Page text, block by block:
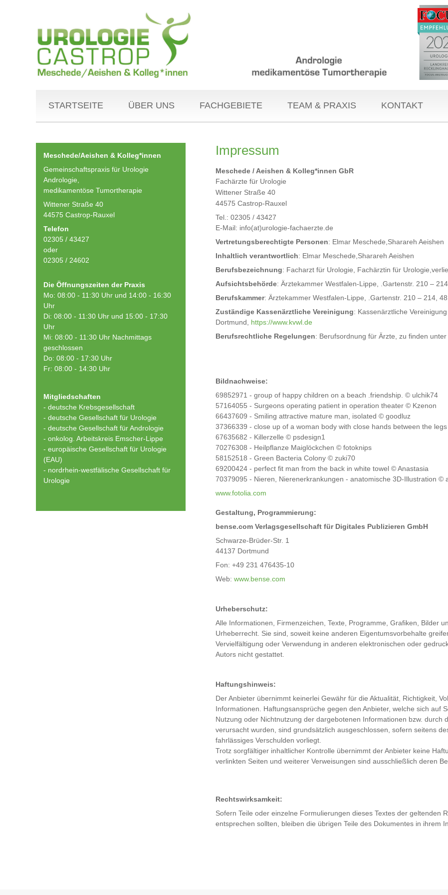
STARTSEITE ÜBER UNS FACHGEBIETE TEAM & PRAXIS KONTAKT
Meschede/Aeishen & Kolleg*innen
Gemeinschaftspraxis für Urologie
Andrologie,
medikamentöse Tumortherapie
Wittener Straße 40
44575 Castrop-Rauxel
Telefon
02305 / 43427
oder
02305 / 24602
Die Öffnungszeiten der Praxis
Mo: 08:00 - 11:30 Uhr und 14:00 - 16:30
Uhr
Di: 08:00 - 11:30 Uhr und 15:00 - 17:30
Uhr
Mi: 08:00 - 11:30 Uhr Nachmittags
geschlossen
Do: 08:00 - 17:30 Uhr
Fr: 08:00 - 14:30 Uhr
Mitgliedschaften
- deutsche Krebsgesellschaft
- deutsche Gesellschaft für Urologie
- deutsche Gesellschaft für Andrologie
- onkolog. Arbeitskreis Emscher-Lippe
- europäische Gesellschaft für Urologie
(EAU)
- nordrhein-westfälische Gesellschaft für
Urologie
Impressum
Meschede / Aeishen & Kolleg*innen GbR
Fachärzte für Urologie
Wittener Straße 40
44575 Castrop-Rauxel
Tel.: 02305 / 43427
E-Mail: info(at)urologie-fachaerzte.de
Vertretungsberechtigte Personen: Elmar Meschede,Sharareh Aeishen
Inhaltlich verantwortlich: Elmar Meschede,Sharareh Aeishen
Berufsbezeichnung: Facharzt für Urologie, Fachärztin für
Aufsichtsbehörde: Ärztekammer Westfalen-Lippe, .Gartenstr. 210 –
Berufskammer: Ärztekammer Westfalen-Lippe, .Gartenstr. 210 – 214,
Zuständige Kassenärztliche Vereinigung: Kassenärztliche
Dortmund, https://www.kvwl.de
Berufsrechtliche Regelungen: Berufsordnung für Ärzte, zu finden unter
Bildnachweise:
69852971 - group of happy children on a beach .friendship. © ulchik74
57164055 - Surgeons operating patient in operation theater © Kzenon
66437609 - Smiling attractive mature man, isolated © goodluz
37366339 - close up of a woman body with close hands between the
67635682 - Killerzelle © psdesign1
70276308 - Heilpflanze Maiglöckchen © fotoknips
58152518 - Green Bacteria Colony © zuki70
69200424 - perfect fit man from the back in white towel © Anastasia
70379095 - Nieren, Nierenerkrankungen - anatomische 3D-Illustration ©
www.fotolia.com
Gestaltung, Programmierung:
bense.com Verlagsgesellschaft für Digitales Publizieren GmbH
Schwarze-Brüder-Str. 1
44137 Dortmund
Fon: +49 231 476435-10
Web: www.bense.com
Urheberschutz:
Alle Informationen, Firmenzeichen, Texte, Programme, Grafiken, Bilder
Urheberrecht. Sie sind, soweit keine anderen Eigentumsvorbehalte
Vervielfältigung oder Verwendung in anderen elektronischen oder
Autors nicht gestattet.
Haftungshinweis:
Der Anbieter übernimmt keinerlei Gewähr für die Aktualität, Richtigkeit,
Informationen. Haftungsansprüche gegen den Anbieter, welche sich auf
Nutzung oder Nichtnutzung der dargebotenen Informationen bzw.
verursacht wurden, sind grundsätzlich ausgeschlossen, sofern seitens
fahrlässiges Verschulden vorliegt.
Trotz sorgfältiger inhaltlicher Kontrolle übernimmt der Anbieter keine
verlinkten Seiten und weiterer Verweisungen sind ausschließlich deren
Rechtswirksamkeit:
Sofern Teile oder einzelne Formulierungen dieses Textes der geltenden
entsprechen sollten, bleiben die übrigen Teile des Dokumentes in ihrem